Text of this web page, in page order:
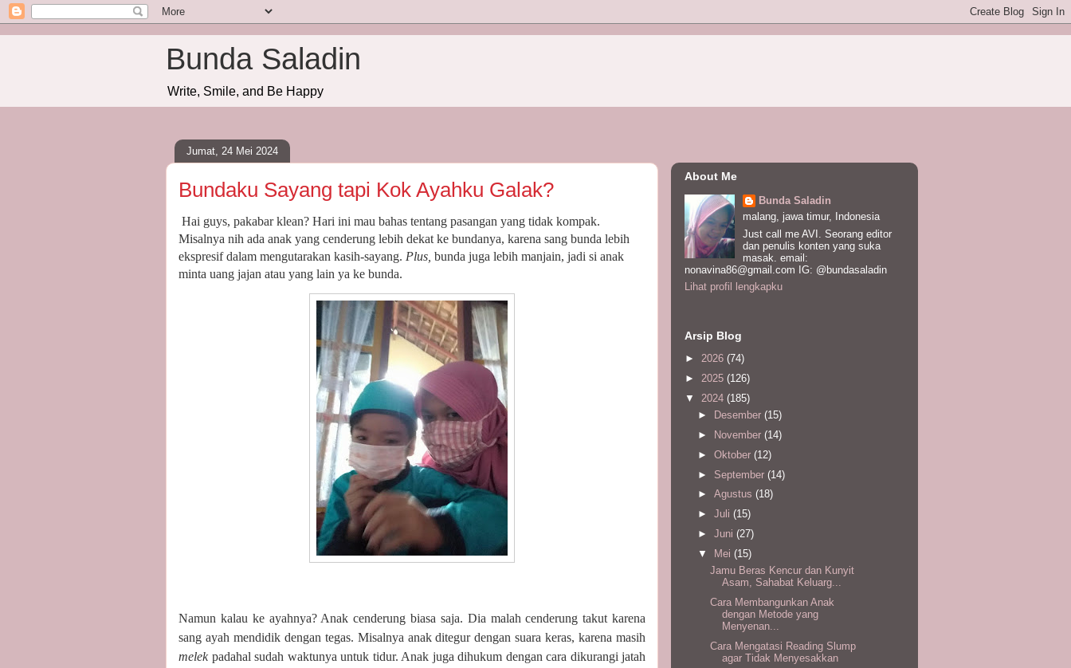
Bunda Saladin
Write, Smile, and Be Happy
Jumat, 24 Mei 2024
Bundaku Sayang tapi Kok Ayahku Galak?
Hai guys, pakabar klean? Hari ini mau bahas tentang pasangan yang tidak kompak.
Misalnya nih ada anak yang cenderung lebih dekat ke bundanya, karena sang bunda lebih
ekspresif dalam mengutarakan kasih-sayang. Plus, bunda juga lebih manjain, jadi si anak
minta uang jajan atau yang lain ya ke bunda.
Namun kalau ke ayahnya? Anak cenderung biasa saja. Dia malah cenderung takut karena
sang ayah mendidik dengan tegas. Misalnya anak ditegur dengan suara keras, karena masih
melek padahal sudah waktunya untuk tidur. Anak juga dihukum dengan cara dikurangi jatah
About Me
Bunda Saladin
malang, jawa timur, Indonesia
Just call me AVI. Seorang editor
dan penulis konten yang suka
masak. email:
nonavina86@gmail.com IG: @bundasaladin
Lihat profil lengkapku
Arsip Blog
► 2026 (74)
► 2025 (126)
▼ 2024 (185)
►
Desember (15)
►
November (14)
► Oktober (12)
► September (14)
► Agustus (18)
► Juli (15)
► Juni (27)
▼ Mei (15)
Jamu Beras Kencur dan Kunyit
Asam, Sahabat Keluarg...
Cara Membangunkan Anak
dengan Metode yang
Menyenan...
Cara Mengatasi Reading Slump
agar Tidak Menyesakkan